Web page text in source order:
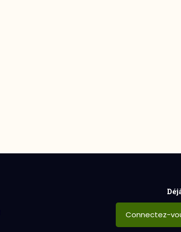
Connectez-